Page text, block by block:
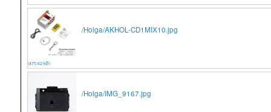
/Holga/AKHOL-CD1MIX10.jpg
(475.62 kB)
/Holga/IMG_9167.jpg